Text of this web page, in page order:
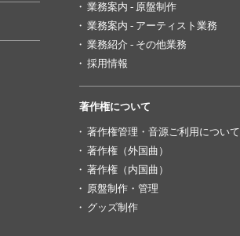
業務案内 - 原盤制作
業務案内 - アーティスト業務
業務紹介 - その他業務
採用情報
著作権について
著作権管理・音源ご利用について
著作権（外国曲）
著作権（内国曲）
原盤制作・管理
グッズ制作